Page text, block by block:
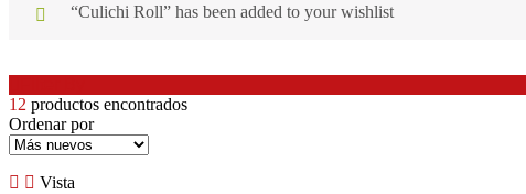
“Culichi Roll” has been added to your wishlist
12 productos encontrados
Ordenar por
Vista